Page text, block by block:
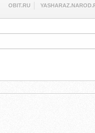
OBIT.RU